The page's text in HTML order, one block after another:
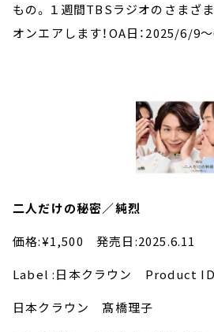
もの。１週間TBSラジオのさまざ
オンエアします！OA日：2025/6/9
二人だけの秘密／純烈
価格:¥1,500 発売日:2025.6.11
Label :日本クラウン Product
日本クラウン 髙橋理子